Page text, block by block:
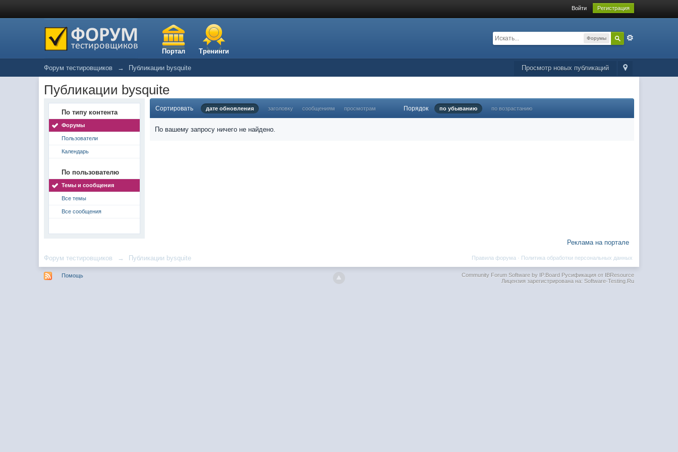
Войти Регистрация
Портал Тренинги
Форумы
Просмотр новых публикаций
Форум тестировщиков → Публикации bysquite
Публикации bysquite
По типу контента
Форумы
Пользователи
Календарь
По пользователю
Темы и сообщения
Все темы
Все сообщения
Сортировать дате обновления заголовку сообщениям просмотрам Порядок по убыванию по возрастанию
По вашему запросу ничего не найдено.
Реклама на портале
Форум тестировщиков → Публикации bysquite Политика обработки персональных данных
Правила форума ·
Помощь Community Forum Software by IP.BoardРусификация от IBResource
Лицензия зарегистрирована на: Software-Testing.Ru